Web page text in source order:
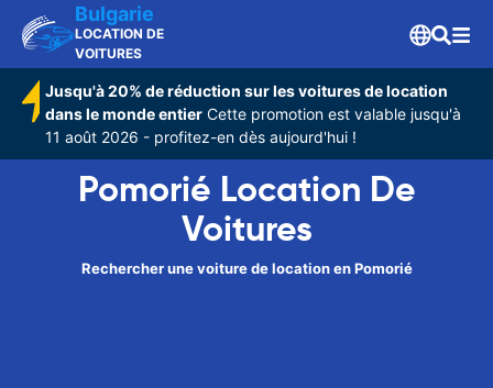
Bulgarie
LOCATION DE
VOITURES
Jusqu'à 20% de réduction sur les voitures de location
dans le monde entier Cette promotion est valable jusqu'à
11 août 2026 - profitez-en dès aujourd'hui !
Pomorié Location De
Voitures
Rechercher une voiture de location en Pomorié